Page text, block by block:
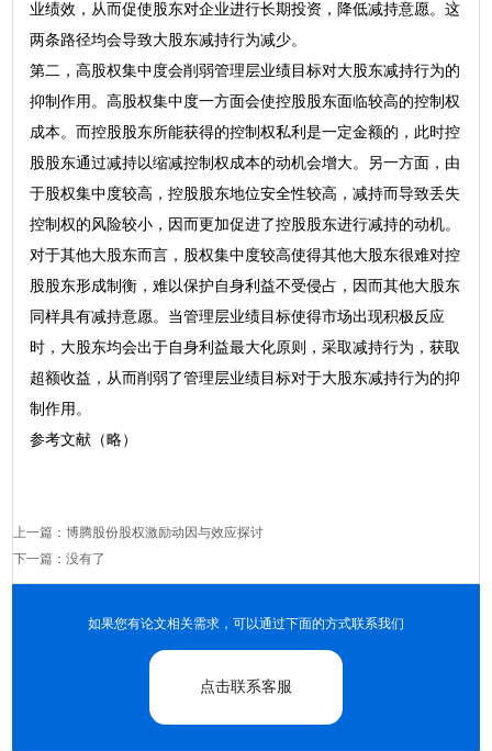
业绩效，从而促使股东对企业进行长期投资，降低减持意愿。这
两条路径均会导致大股东减持行为减少。
第二，高股权集中度会削弱管理层业绩目标对大股东减持行为的
抑制作用。高股权集中度一方面会使控股股东面临较高的控制权
成本。而控股股东所能获得的控制权私利是一定金额的，此时控
股股东通过减持以缩减控制权成本的动机会增大。另一方面，由
于股权集中度较高，控股股东地位安全性较高，减持而导致丢失
控制权的风险较小，因而更加促进了控股股东进行减持的动机。
对于其他大股东而言，股权集中度较高使得其他大股东很难对控
股股东形成制衡，难以保护自身利益不受侵占，因而其他大股东
同样具有减持意愿。当管理层业绩目标使得市场出现积极反应
时，大股东均会出于自身利益最大化原则，采取减持行为，获取
超额收益，从而削弱了管理层业绩目标对于大股东减持行为的抑
制作用。
参考文献（略）
上一篇：博腾股份股权激励动因与效应探讨
下一篇：没有了
如果您有论文相关需求，可以通过下面的方式联系我们
点击联系客服